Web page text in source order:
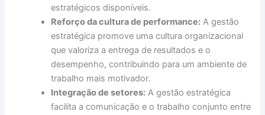
estratégicos disponíveis.
Reforço da cultura de performance: A gestão
estratégica promove uma cultura organizacional
que valoriza a entrega de resultados e o
desempenho, contribuindo para um ambiente de
trabalho mais motivador.
Integração de setores: A gestão estratégica
facilita a comunicação e o trabalho conjunto entre